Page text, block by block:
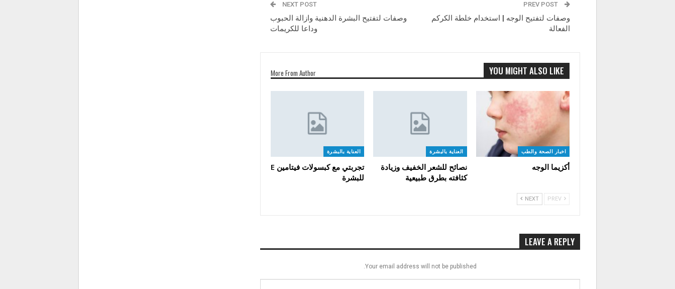
وصفات لتفتيح الوجه | استخدام خلطة الكركم
الفعالة
NEXT POST
وصفات لتفتيح البشرة الدهنية وازالة الحبوب
وداعا للكريمات
YOU MIGHT ALSO LIKE
More From Author
اخبار الصحة والطب
أكزيما الوجه
العناية بالبشرة
نصائح للشعر الخفيف وزيادة
كثافته بطرق طبيعية
العناية بالبشرة
تجربتي مع كبسولات فيتامين E
للبشرة
NEXT
LEAVE A REPLY
Your email address will not be published.